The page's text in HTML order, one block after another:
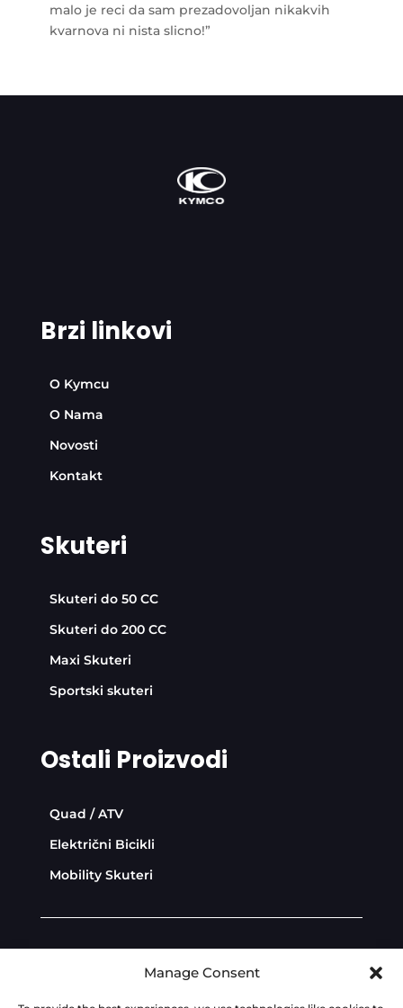
Manage Consent
malo je reci da sam prezadovoljan nikakvih
kvarnova ni nista slicno!”
Brzi linkovi
O Kymcu
O Nama
Novosti
Kontakt
Skuteri
Skuteri do 50 CC
Skuteri do 200 CC
Maxi Skuteri
Sportski skuteri
Ostali Proizvodi
Quad / ATV
Električni Bicikli
Mobility Skuteri